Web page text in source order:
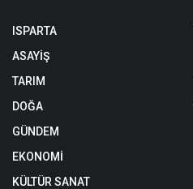
ISPARTA
ASAYİŞ
TARIM
DOĞA
GÜNDEM
EKONOMİ
KÜLTÜR SANAT